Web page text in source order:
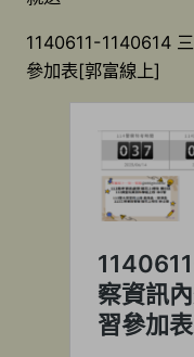
1140611-1140614
參加表[郭富線上]